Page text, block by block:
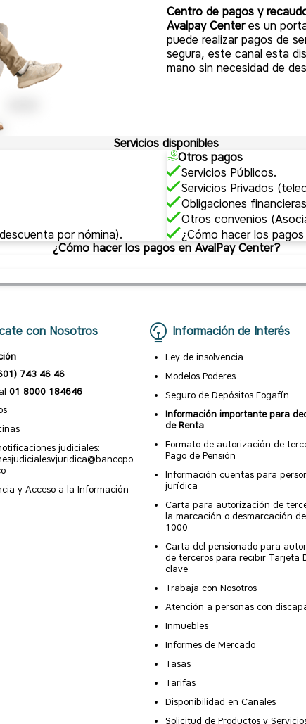
Centro de pagos y
Avalpay Center es un
puede realizar pagos de
segura, este canal esta
mano sin necesidad de
Servicios disponibles
por nómina).
Otros pagos
Servicios Públicos.
Servicios Privados
Obligaciones
Otros convenios
¿Cómo hacer los
¿Cómo hacer los pagos en AvalPay Center?
con Nosotros
743 46 46
01 8000 184646
judiciales:
y Acceso a la Información
Información de Interés
Ley de insolvencia
Modelos Poderes
Seguro de Depósitos Fogafín
Información importante para
de Renta
Formato de autorización de
Pago de Pensión
Información cuentas para
jurídica
Carta para autorización de
la marcación o desmarcación
1000
Carta del pensionado para
de terceros para recibir Tarjeta
clave
Trabaja con Nosotros
Atención a personas con
Inmuebles
Informes de Mercado
Tasas
Tarifas
Disponibilidad en Canales
Solicitud de Productos y